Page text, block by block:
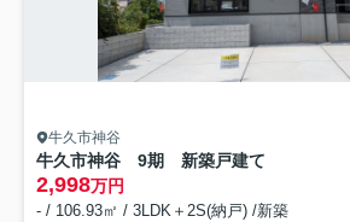
牛久市神谷
牛久市神谷 9期 新築戸建て
2,998万円
- / 106.93㎡ / 3LDK＋2S(納戸) /新築